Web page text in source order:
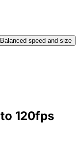
Balanced speed and size
120fps